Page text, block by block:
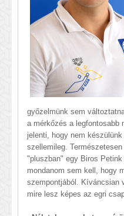
győzelmünk sem
a mérkőzés a legfontosabb
jelenti, hogy nem
szellemileg.
"pluszban" egy Biros
mondanom sem kell, hogy
szempontjából. Kíváncsian
mire lesz képes az egri